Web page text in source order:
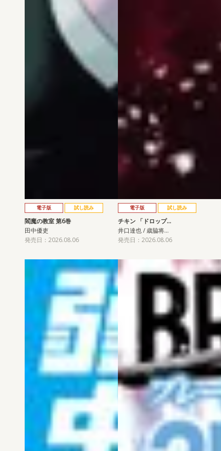
電子版 試し読み
閻魔の教室 第6巻
田中優吏
発売日：2026.08.06
電子版 試し読み
チキン 「ドロップ…
井口達也 / 歳脇将…
発売日：2026.08.06